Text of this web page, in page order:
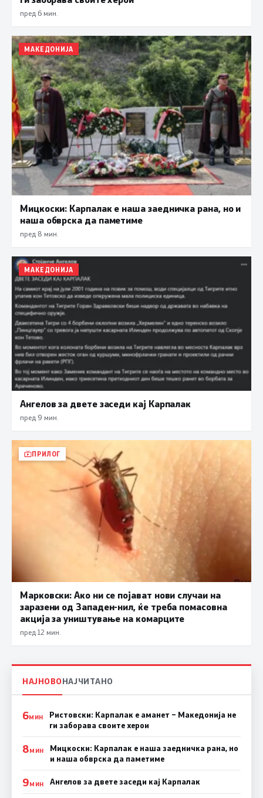
пред 6 мин.
МАКЕДОНИЈА
Мицкоски: Карпалак е наша заедничка рана, но и
наша обврска да паметиме
пред 8 мин.
МАКЕДОНИЈА
Ангелов за двете заседи кај Карпалак
пред 9 мин.
ПРИЛОГ
Марковски: Ако ни се појават нови случаи на
заразени од Западен-нил, ќе треба помасовна
акција за уништување на комарците
пред 12 мин.
НАЈНОВОНАЈЧИТАНО
6МИН
Ристовски: Карпалак е аманет – Македонија не
ги заборава своите херои
8МИН
Мицкоски: Карпалак е наша заедничка рана, но
и наша обврска да паметиме
9МИН Ангелов за двете заседи кај Карпалак